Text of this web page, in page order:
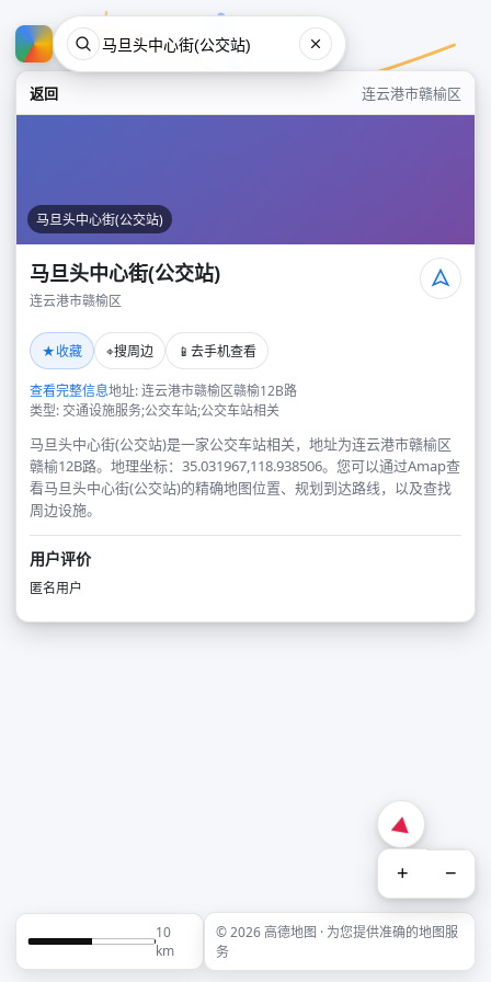
返回 连云港市赣榆区
马旦头中心街(公交站)
马旦头中心街(公交站)
连云港市赣榆区
★收藏 ⌖搜周边 📱 去手机查看
查看完整信息地址: 连云港市赣榆区赣榆12B路
类型: 交通设施服务;公交车站;公交车站相关
马旦头中心街(公交站)是一家公交车站相关，地址为连云港市赣榆区
赣榆12B路。地理坐标：35.031967,118.938506。您可以通过Amap查
看马旦头中心街(公交站)的精确地图位置、规划到达路线，以及查找
周边设施。
用户评价
匿名用户
+ −
10
km
© 2026 高德地图 · 为您提供准确的地图服
务